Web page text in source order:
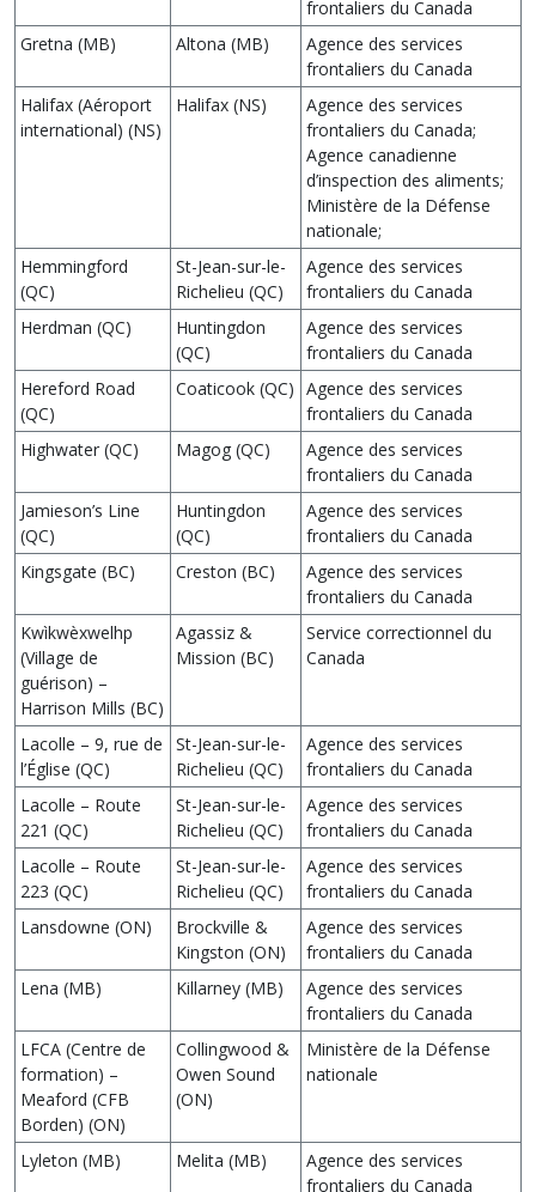
frontaliers du Canada
Gretna (MB)
Altona (MB)
Agence des services
frontaliers du Canada
Halifax (Aéroport
international) (NS)
Halifax (NS)
Agence des services
frontaliers du Canada;
Agence canadienne
d’inspection des aliments;
Ministère de la Défense
nationale;
Hemmingford
(QC)
St-Jean-sur-le-
Richelieu (QC)
Agence des services
frontaliers du Canada
Herdman (QC)
Huntingdon
(QC)
Agence des services
frontaliers du Canada
Hereford Road
(QC)
Coaticook (QC) Agence des services
frontaliers du Canada
Highwater (QC)
Magog (QC)
Agence des services
frontaliers du Canada
Jamieson’s Line
(QC)
Huntingdon
(QC)
Agence des services
frontaliers du Canada
Kingsgate (BC)
Creston (BC)
Agence des services
frontaliers du Canada
Kwìkwèxwelhp
(Village de
guérison) –
Harrison Mills (BC)
Agassiz &
Mission (BC)
Service correctionnel du
Canada
Lacolle – 9, rue de
l’Église (QC)
St-Jean-sur-le-
Richelieu (QC)
Agence des services
frontaliers du Canada
Lacolle – Route
221 (QC)
St-Jean-sur-le-
Richelieu (QC)
Agence des services
frontaliers du Canada
Lacolle – Route
223 (QC)
St-Jean-sur-le-
Richelieu (QC)
Agence des services
frontaliers du Canada
Lansdowne (ON)
Brockville &
Kingston (ON)
Agence des services
frontaliers du Canada
Lena (MB)
Killarney (MB)
Agence des services
frontaliers du Canada
LFCA (Centre de
formation) –
Meaford (CFB
Borden) (ON)
Collingwood &
Owen Sound
(ON)
Ministère de la Défense
nationale
Lyleton (MB) Melita (MB)
Agence des services
frontaliers du Canada